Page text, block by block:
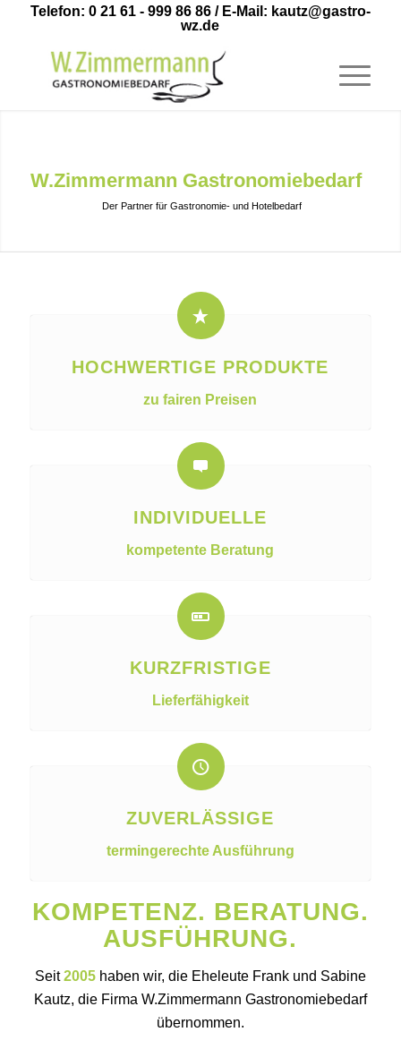
Telefon: 0 21 61 - 999 86 86/ E-Mail: kautz@gastro-
wz.de
W.Zimmermann Gastronomiebedarf
Der Partner für Gastronomie- und Hotelbedarf
HOCHWERTIGE PRODUKTE
zu fairen Preisen
INDIVIDUELLE
kompetente Beratung
KURZFRISTIGE
Lieferfähigkeit
ZUVERLÄSSIGE
termingerechte Ausführung
KOMPETENZ. BERATUNG.
AUSFÜHRUNG.
Seit2005haben wir, die Eheleute Frank und Sabine
Kautz, die Firma W.Zimmermann Gastronomiebedarf
übernommen.